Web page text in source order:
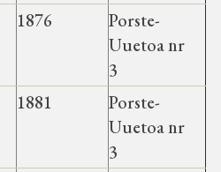
ja hariduse selts
1876
Porste-
Uuetoa nr
3
1881
Porste-
Uuetoa nr
3